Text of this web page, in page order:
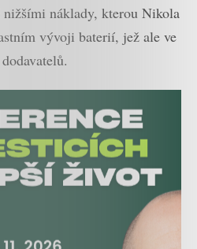
náklady, kterou Nikola
vývoji baterií, jež ale ve